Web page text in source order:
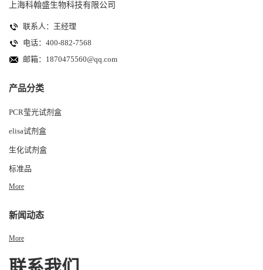
上海科翰盛生物科技有限公司
联系人：王经理
电话：400-882-7568
邮箱： 1870475560@qq.com
产品分类
PCR莹光试剂盒
elisa试剂盒
生化试剂盒
标准品
More
新闻动态
More